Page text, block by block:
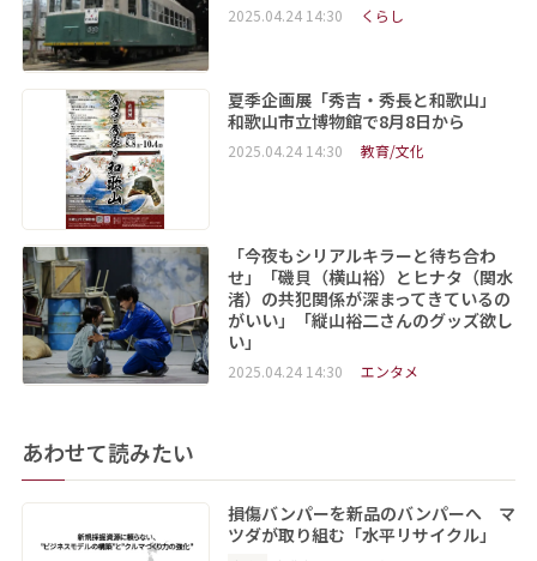
2025.04.24 14:30 くらし
夏季企画展「秀吉・秀長と和歌山」
和歌山市立博物館で8月8日から
2025.04.24 14:30 教育/文化
「今夜もシリアルキラーと待ち合わ
せ」「磯貝（横山裕）とヒナタ（関水
渚）の共犯関係が深まってきているの
がいい」「縦山裕二さんのグッズ欲し
い」
2025.04.24 14:30 エンタメ
あわせて読みたい
損傷バンパーを新品のバンパーへ マ
ツダが取り組む「水平リサイクル」